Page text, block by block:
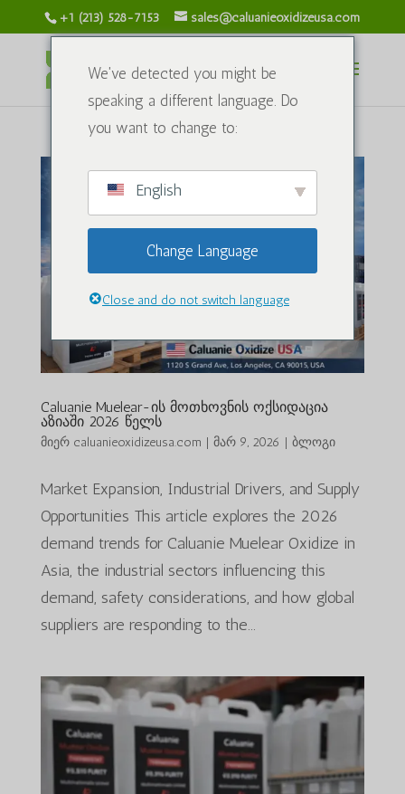
+1 (213) 528-7153 sales@caluanieoxidizeusa.com
Caluanie Muelear-ის მოთხოვნის ოქსიდაცია
აზიაში 2026 წელს
მიერ caluanieoxidizeusa.com | მარ 9, 2026 | ბლოგი
Market Expansion, Industrial Drivers, and Supply
Opportunities This article explores the 2026
demand trends for Caluanie Muelear Oxidize in
Asia, the industrial sectors influencing this
demand, safety considerations, and how global
suppliers are responding to the...
We've detected you might be
speaking a different language. Do
you want to change to:
English
Change Language
Close and do not switch language